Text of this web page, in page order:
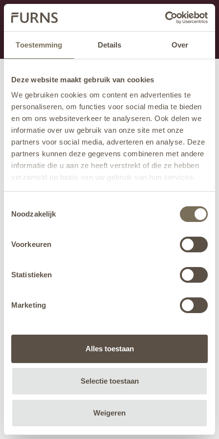
Toestemming Details Over
Deze website maakt gebruik van cookies
We gebruiken cookies om content en advertenties te
personaliseren, om functies voor social media te bieden
en om ons websiteverkeer te analyseren. Ook delen we
informatie over uw gebruik van onze site met onze
partners voor social media, adverteren en analyse. Deze
partners kunnen deze gegevens combineren met andere
informatie die u aan ze heeft verstrekt of die ze hebben
verzameld op basis van uw gebruik van hun services.
jehier.
Noodzakelijk
Voorkeuren
Statistieken
Marketing
Alles toestaan
Selectie toestaan
Weigeren
Dit onderdeel is momenteel in onderhoud.
Als je informatie mist kun je ons bellen +31 413 274
168 of mailen
info@furns.com